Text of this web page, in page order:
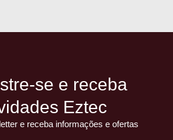
se e receba
Eztec
e receba informações e ofertas